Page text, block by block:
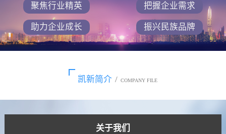
聚焦行业精英 把握企业需求
助力企业成长 振兴民族品牌
凯新简介 / COMPANY FILE
关于我们